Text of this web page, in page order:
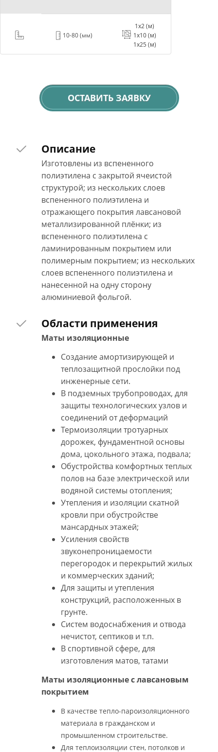
10-80 (мм)
1х2 (м)
1х10 (м)
1х25 (м)
ОСТАВИТЬ ЗАЯВКУ
Описание
Изготовлены из вспененного
полиэтилена с закрытой ячеистой
структурой; из нескольких слоев
вспененного полиэтилена и
отражающего покрытия лавсановой
металлизированной плёнки; из
вспененного полиэтилена с
ламинированным покрытием или
полимерным покрытием; из нескольких
слоев вспененного полиэтилена и
нанесенной на одну сторону
алюминиевой фольгой.
Области применения
Маты изоляционные
Создание амортизирующей и
теплозащитной прослойки под
инженерные сети.
В подземных трубопроводах, для
защиты технологических узлов и
соединений от деформаций
Термоизоляции тротуарных
дорожек, фундаментной основы
дома, цокольного этажа, подвала;
Обустройства комфортных теплых
полов на базе электрической или
водяной системы отопления;
Утепления и изоляции скатной
кровли при обустройстве
мансардных этажей;
Усиления свойств
звуконепроницаемости
перегородок и перекрытий жилых
и коммерческих зданий;
Для защиты и утепления
конструкций, расположенных в
грунте.
Систем водоснабжения и отвода
нечистот, септиков и т.п.
В спортивной сфере, для
изготовления матов, татами
Маты изоляционные с лавсановым
покрытием
В качестве тепло-пароизоляционного
материала в гражданском и
промышленном строительстве.
Для теплоизоляции стен, потолков и